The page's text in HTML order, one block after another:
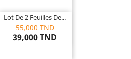
Lot De 2 Feuilles De...
55,000 TND
39,000 TND